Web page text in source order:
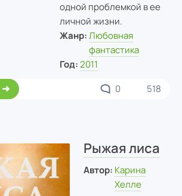
одной проблемкой в ее
личной жизни.
Жанр: Любовная
фантастика
Год: 2011
0 518
Рыжая лиса
Автор: Карина
Хелле